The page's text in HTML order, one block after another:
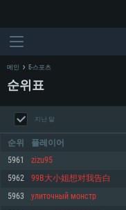
메인 E-스포츠
순위표
지난 달
순위 플레이어
5961 zizu95
5962 99B大小姐想对我告白
5963 улиточный монстр